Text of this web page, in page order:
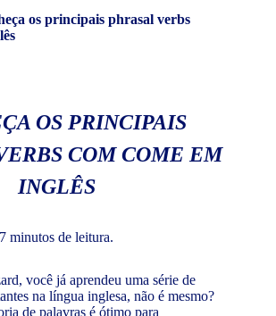
os principais phrasal verbs
OS PRINCIPAIS
COM COME EM
INGLÊS
7 minutos de leitura.
você já aprendeu uma série de
na língua inglesa, não é mesmo?
de palavras é ótimo para